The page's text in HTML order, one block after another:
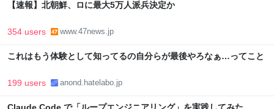
【速報】北朝鮮、ロに最大5万人派兵決定か
354 users www.47news.jp
これはもう体験として知ってるの自分らが最後やろなぁ…ってこと
199 users anond.hatelabo.jp